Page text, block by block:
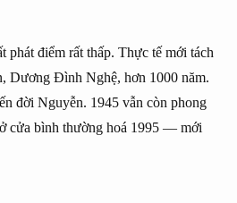
phát điểm rất thấp. Thực tế mới tách
Dương Đình Nghệ, hơn 1000 năm.
đời Nguyễn. 1945 vẫn còn phong
cửa bình thường hoá 1995 — mới